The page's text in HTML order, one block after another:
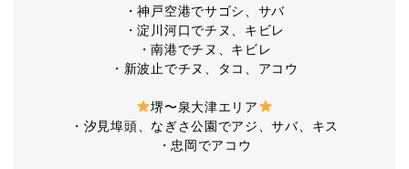
・神戸空港でサゴシ、サバ
・淀川河口でチヌ、キビレ
・南港でチヌ、キビレ
・新波止でチヌ、タコ、アコウ
堺〜泉大津エリア
・汐見埠頭、なぎさ公園でアジ、サバ、キス
・忠岡でアコウ